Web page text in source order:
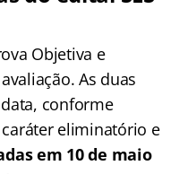
Objetiva e
As duas
conforme
eliminatório e
em 10 de maio